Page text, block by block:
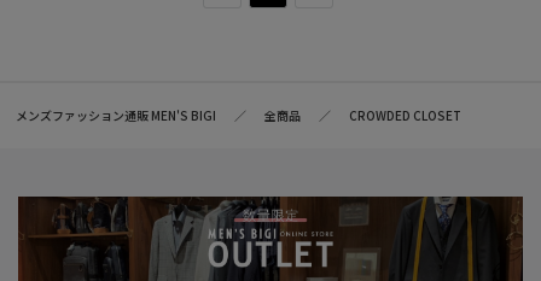
メンズファッション通販 MEN'S BIGI 全商品 CROWDED CLOSET